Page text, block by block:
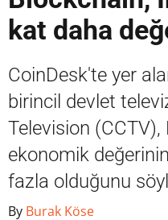
Soru Sor
Contact / İletişim
kat daha
CoinDesk'te yer
birincil devlet
Television
ekonomik
fazla olduğunu
By Burak Köse